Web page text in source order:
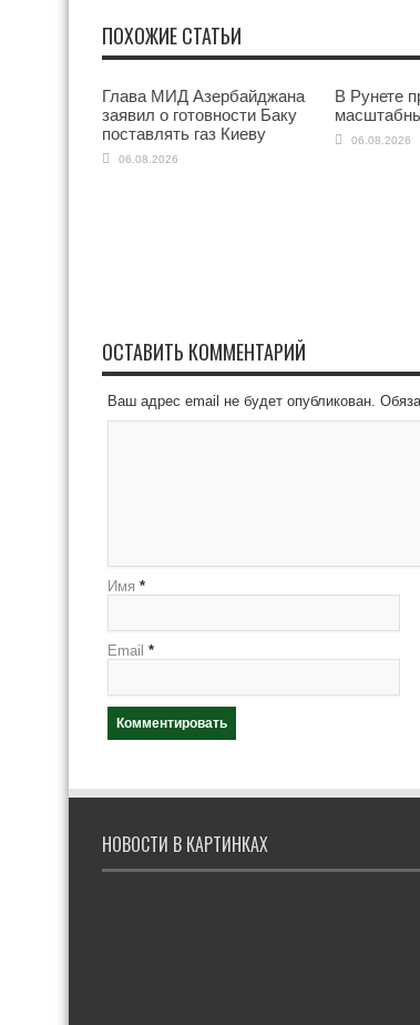
ПОХОЖИЕ СТАТЬИ
Глава МИД Азербайджана
заявил о готовности Баку
поставлять газ Киеву
06.08.2026
В Рунете
06.08.2026
ОСТАВИТЬ КОММЕНТАРИЙ
Ваш адрес email не будет опубликован.
Имя *
Email *
НОВОСТИ В КАРТИНКАХ